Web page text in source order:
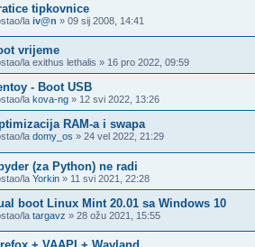
tipkovnice
la iv@n » 09 sij 2008, 14:41
vrijeme
la exithus lethalis » 16 pro 2022, 09:59
- Boot USB
la kova-ng » 12 svi 2022, 13:26
RAM-a i swapa
la domy_os » 24 vel 2022, 21:29
(za Python) ne radi
la Yorkin » 11 svi 2021, 22:28
boot Linux Mint 20.01 sa Windows 10
la targavz » 28 ožu 2021, 15:55